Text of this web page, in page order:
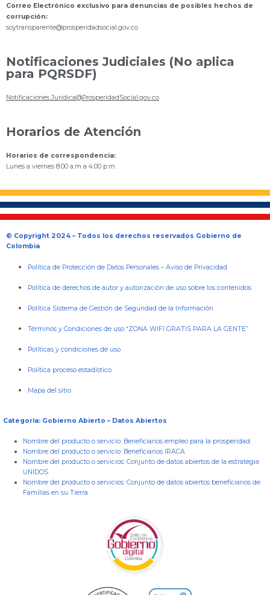
Correo Electrónico exclusivo para denuncias de posibles hechos de
corrupción:
soytransparente@prosperidadsocial.gov.co
Notificaciones Judiciales (No aplica
para PQRSDF)
Notificaciones.Juridica@ProsperidadSocial.gov.co
Horarios de Atención
Horarios de correspondencia:
Lunes a viernes 8:00 a.m a 4:00 p.m.
© Copyright 2024 – Todos los derechos reservados Gobierno de
Colombia
Política de Protección de Datos Personales –Aviso de Privacidad
Política de derechos de autor y autorización de uso sobre los contenidos
Política Sistema de Gestión de Seguridad de la Información
Términos y Condiciones de uso “ZONA WIFI GRATIS PARA LA GENTE”
Políticas y condiciones de uso
Política proceso estadístico
Mapa del sitio
Categoría: Gobierno Abierto – Datos Abiertos
Nombre del producto o servicio: Beneficiarios empleo para la prosperidad
Nombre del producto o servicio: Beneficiarios IRACA
Nombre del producto o servicios: Conjunto de datos abiertos de la estrategia
UNIDOS
Nombre del producto o servicios: Conjunto de datos abiertos beneficiarios de
Familias en su Tierra